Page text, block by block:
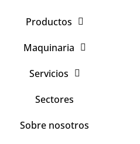
Productos
Maquinaria
Servicios
Sectores
Sobre nosotros